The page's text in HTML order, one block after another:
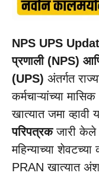
NPS UPS
प्रणाली (NPS)
(UPS) अंतर्गत
कर्मचाऱ्यांच्या
खात्यात जमा व्हावी
परिपत्रकजारी केले
महिन्याच्या शेवटच्या
PRAN खात्यात